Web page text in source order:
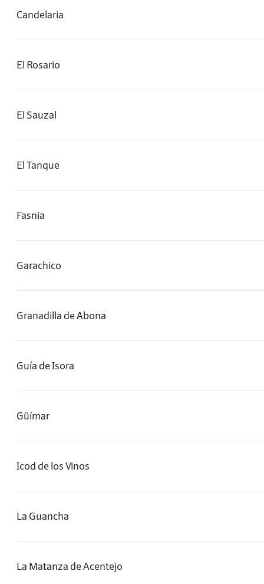
Candelaria
El Rosario
El Sauzal
El Tanque
Fasnia
Garachico
Granadilla de Abona
Guía de Isora
Güímar
Icod de los Vinos
La Guancha
La Matanza de Acentejo